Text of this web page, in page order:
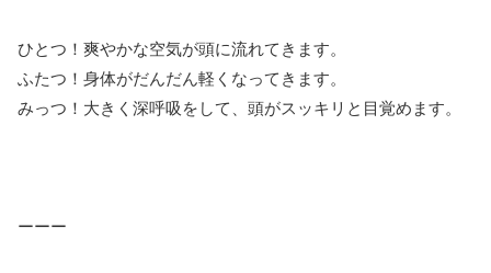
ひとつ！爽やかな空気が頭に流れてきます。
ふたつ！身体がだんだん軽くなってきます。
みっつ！大きく深呼吸をして、頭がスッキリと目覚めます。
ーーー